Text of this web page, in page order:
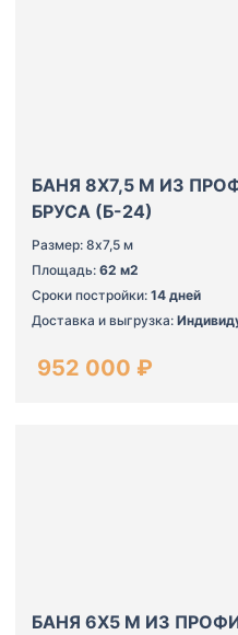
БАНЯ 8Х7,5 М ИЗ
БРУСА (Б-24)
Размер: 8х7,5 м
Площадь: 62 м2
Сроки постройки: 14 дней
Доставка и выгрузка:
952 000 ₽
БАНЯ 6Х5 М ИЗ